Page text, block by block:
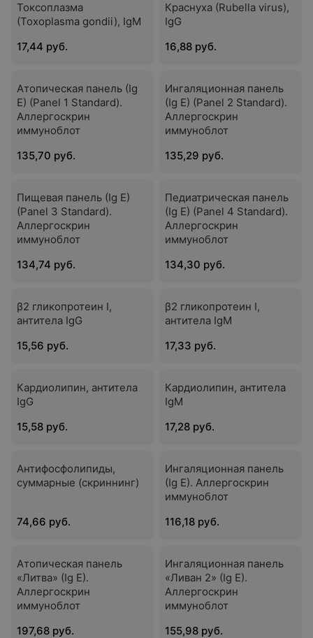
Токсоплазма
(Toxoplasma gondii), IgМ
17,44 руб.
Краснуха (Rubella virus),
IgG
16,88 руб.
Атопическая панель (Ig
E) (Panel 1 Standard).
Аллергоскрин
иммуноблот
135,70 руб.
Ингаляционная панель
(Ig E) (Panel 2 Standard).
Аллергоскрин
иммуноблот
135,29 руб.
Пищевая панель (Ig E)
(Panel 3 Standard).
Аллергоскрин
иммуноблот
134,74 руб.
Педиатрическая панель
(Ig E) (Panel 4 Standard).
Аллергоскрин
иммуноблот
134,30 руб.
β2 гликопротеин I,
антитела IgG
15,56 руб.
β2 гликопротеин I,
антитела IgМ
17,33 руб.
Кардиолипин, антитела
IgG
15,58 руб.
Кардиолипин, антитела
IgМ
17,28 руб.
Антифосфолипиды,
суммарные (скриннинг)
74,66 руб.
Ингаляционная панель
(Ig E). Аллергоскрин
иммуноблот
116,18 руб.
Атопическая панель
«Литва» (Ig E).
Аллергоскрин
иммуноблот
197,68 руб.
Ингаляционная панель
«Ливан 2» (Ig E).
Аллергоскрин
иммуноблот
155,98 руб.